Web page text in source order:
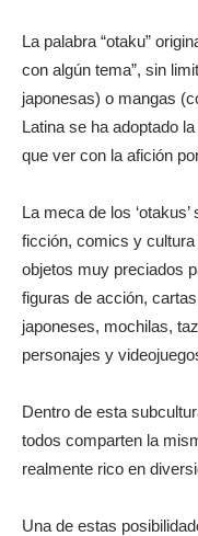
La palabra “otaku”
con algún tema”, sin
japonesas) o mangas
Latina se ha adoptado
que ver con la afición
La meca de los
ficción, comics y
objetos muy preciados
figuras de acción,
japoneses, mochilas,
personajes y
Dentro de esta
todos comparten la
realmente rico en
Una de estas